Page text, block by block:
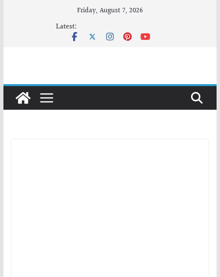
Friday, August 7, 2026
Latest: